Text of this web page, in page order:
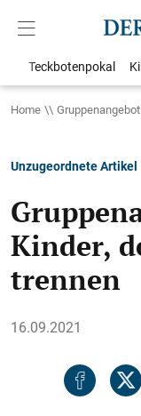
Teckbotenpokal
Home
Unzugeordnete Artikel
Kinder,
trennen
16.09.2021